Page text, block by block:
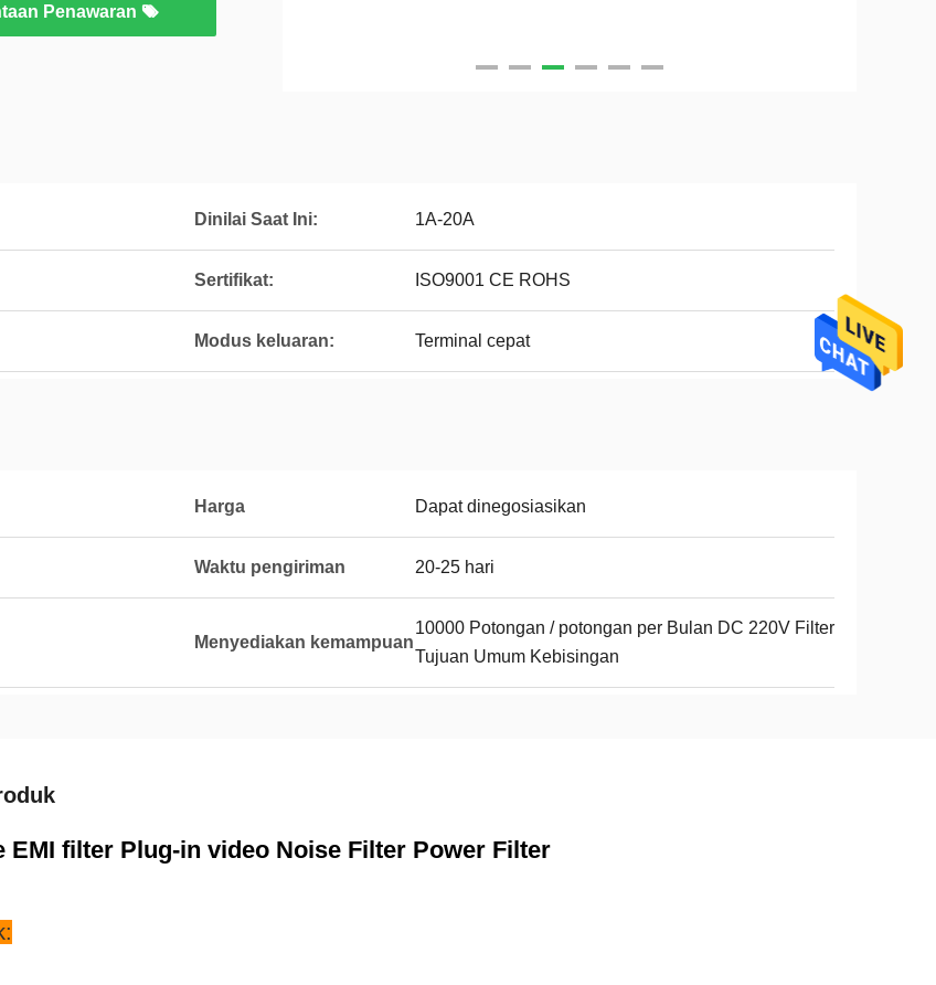
Penawaran
Dinilai Saat Ini: 1A-20A
Sertifikat: ISO9001 CE ROHS
Modus keluaran: Terminal cepat
Harga Dapat dinegosiasikan
Waktu pengiriman 20-25 hari
Menyediakan kemampuan
10000 Potongan / potongan per Bulan DC 220V Filter
Tujuan Umum Kebisingan
EMI filter Plug-in video Noise Filter Power Filter